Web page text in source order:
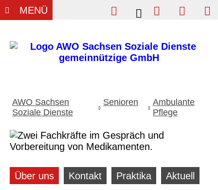
MENÜ Einfache Sprache
Vergrößern
Kontrast
AWO Sachsen
Soziale Dienste
Senioren
Ambulante
Pflege
Über uns Kontakt Praktika Aktuell